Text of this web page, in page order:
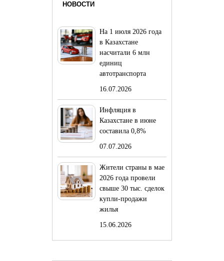
НОВОСТИ
На 1 июля 2026 года
в Казахстане
насчитали 6 млн
единиц
автотранспорта
16.07.2026
Инфляция в
Казахстане в июне
составила 0,8%
07.07.2026
Жители страны в мае
2026 года провели
свыше 30 тыс. сделок
купли-продажи
жилья
15.06.2026